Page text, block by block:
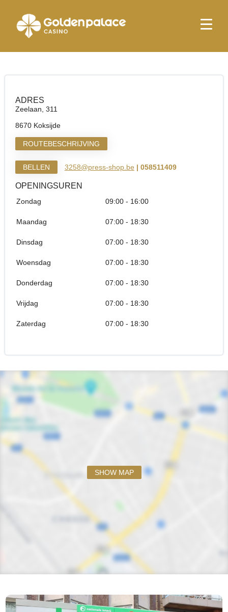
Startpagina
ADRES
Zeelaan, 311
8670 Koksijde
ROUTEBESCHRIJVING
BELLEN 3258@press-shop.be | 058511409
OPENINGSUREN
Zondag 09:00 - 16:00
Maandag 07:00 - 18:30
Dinsdag 07:00 - 18:30
Woensdag 07:00 - 18:30
Donderdag 07:00 - 18:30
Vrijdag 07:00 - 18:30
Zaterdag 07:00 - 18:30
SHOW MAP